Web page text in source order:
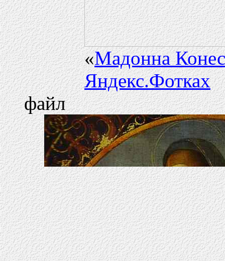
«Мадонна
Яндекс.Фотках
файл